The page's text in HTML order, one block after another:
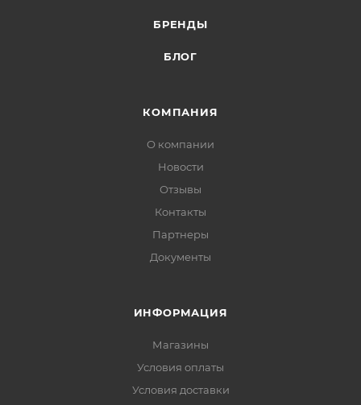
БРЕНДЫ
БЛОГ
КОМПАНИЯ
О компании
Новости
Отзывы
Контакты
Партнеры
Документы
ИНФОРМАЦИЯ
Магазины
Условия оплаты
Условия доставки